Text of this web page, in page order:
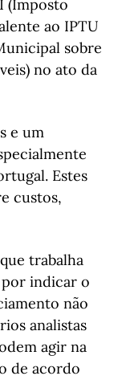
(Imposto
ao IPTU
sobre
no ato da
e um
Estes
custos,
trabalha
indicar o
não
analistas
agir na
de acordo